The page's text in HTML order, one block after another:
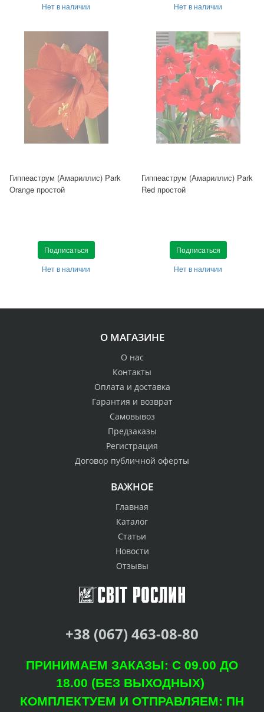
Нет в наличии
Нет в наличии
Гиппеаструм (Амариллис) Park
Orange простой
Подписаться
Нет в наличии
Гиппеаструм (Амариллис) Park
Red простой
Подписаться
Нет в наличии
О МАГАЗИНЕ
О нас
Контакты
Оплата и доставка
Гарантия и возврат
Самовывоз
Предзаказы
Регистрация
Договор публичной оферты
ВАЖНОЕ
Главная
Каталог
Статьи
Новости
Отзывы
+38 (067) 463-08-80
ПРИНИМАЕМ ЗАКАЗЫ: С 09.00 ДО
18.00 (БЕЗ ВЫХОДНЫХ)
КОМПЛЕКТУЕМ И ОТПРАВЛЯЕМ: ПН